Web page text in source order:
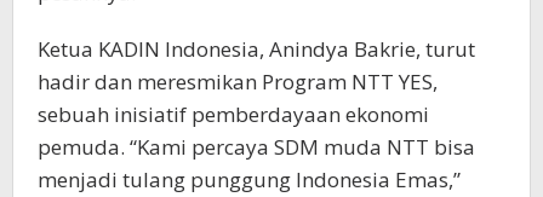
Ketua KADIN Indonesia, Anindya Bakrie, turut
hadir dan meresmikan Program NTT YES,
sebuah inisiatif pemberdayaan ekonomi
pemuda. “Kami percaya SDM muda NTT bisa
menjadi tulang punggung Indonesia Emas,”